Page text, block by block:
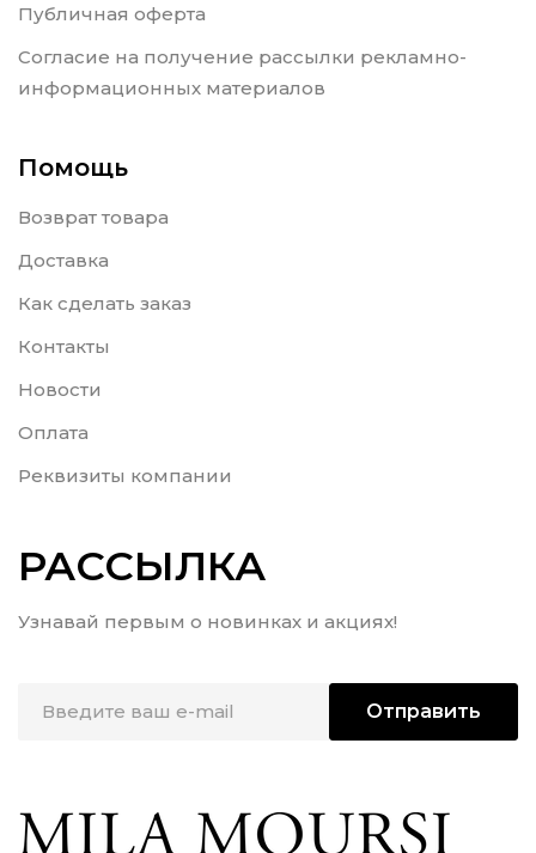
Публичная оферта
Согласие на получение рассылки рекламно-
информационных материалов
Помощь
Возврат товара
Доставка
Как сделать заказ
Контакты
Новости
Оплата
Реквизиты компании
РАССЫЛКА
Узнавай первым о новинках и акциях!
Отправить